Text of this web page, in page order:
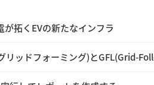
が拓くEVの新たなインフラ
ッドフォーミング)とGFL(Grid-